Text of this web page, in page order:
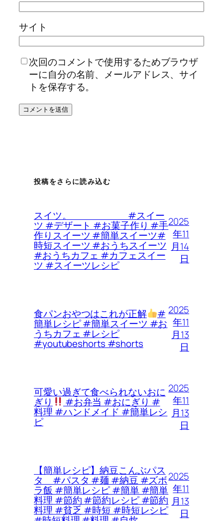
サイト
次回のコメントで使用するためブラウザ
ーに自分の名前、メールアドレス、サイ
トを保存する。
投稿をさらに読み込む
スイツ。 #スイー
ツ #デザート #お菓子作り #手
作りスイーツ #簡単スイーツ#
時短スイーツ #おうちスイーツ
#おうちカフェ #カフェスイー
ツ #スイーツレシピ
2025
年11
月14
日
食パンおやつはこれが正解 #
簡単レシピ #簡単スイーツ #お
うちカフェ #レシピ
#youtubeshorts #shorts
2025
年11
月13
日
可愛い過ぎて食べられないおに
ぎり #お弁当 #おにぎり #
料理 #ハンドメイド #簡単レシ
ピ
2025
年11
月13
日
【簡単レシピ】納豆こんぶパス
タ #パスタ #麺 #納豆 #ズボ
ラ飯 #簡単レシピ #簡単 #簡単
料理 #節約 #節約レシピ #節約
料理 #貧乏 #時短 #時短レシピ
2025
年11
月13
日